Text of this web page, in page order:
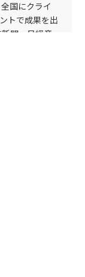
国にクライ
トで成果を出
聞、日経産